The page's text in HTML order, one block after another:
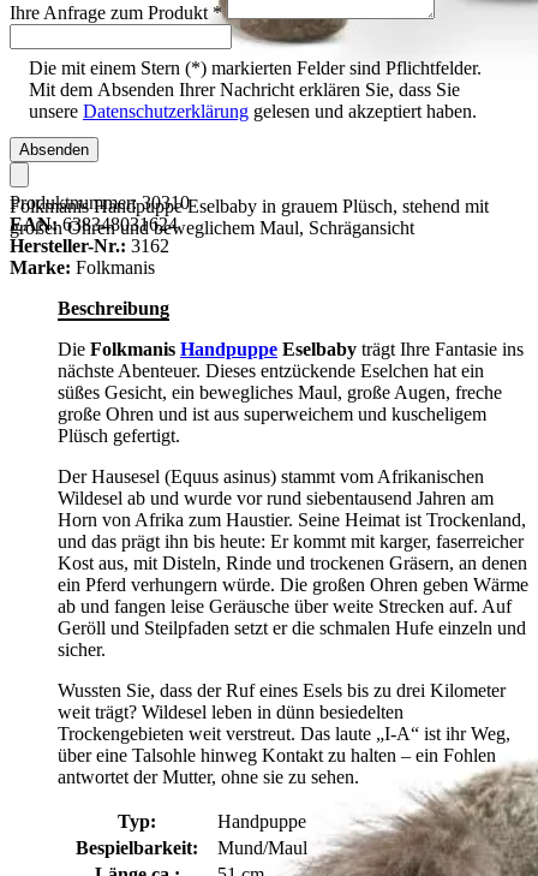
Folkmanis Handpuppe Eselbaby in grauem Plüsch, stehend mit
großen Ohren und beweglichem Maul, Schrägansicht
Ihre Anfrage zum Produkt *
Die mit einem Stern (*) markierten Felder sind Pflichtfelder.
Mit dem Absenden Ihrer Nachricht erklären Sie, dass Sie
unsere Datenschutzerklärung gelesen und akzeptiert haben.
Absenden
Produktnummer:30310
EAN: 638348031624
Hersteller-Nr.: 3162
Marke: Folkmanis
Beschreibung
Die Folkmanis Handpuppe Eselbaby trägt Ihre Fantasie ins
nächste Abenteuer. Dieses entzückende Eselchen hat ein
süßes Gesicht, ein bewegliches Maul, große Augen, freche
große Ohren und ist aus superweichem und kuscheligem
Plüsch gefertigt.
Der Hausesel (Equus asinus) stammt vom Afrikanischen
Wildesel ab und wurde vor rund siebentausend Jahren am
Horn von Afrika zum Haustier. Seine Heimat ist Trockenland,
und das prägt ihn bis heute: Er kommt mit karger, faserreicher
Kost aus, mit Disteln, Rinde und trockenen Gräsern, an denen
ein Pferd verhungern würde. Die großen Ohren geben Wärme
ab und fangen leise Geräusche über weite Strecken auf. Auf
Geröll und Steilpfaden setzt er die schmalen Hufe einzeln und
sicher.
Wussten Sie, dass der Ruf eines Esels bis zu drei Kilometer
weit trägt? Wildesel leben in dünn besiedelten
Trockengebieten weit verstreut. Das laute „I-A“ ist ihr Weg,
über eine Talsohle hinweg Kontakt zu halten – ein Fohlen
antwortet der Mutter, ohne sie zu sehen.
Typ:
Handpuppe
Bespielbarkeit:
Mund/Maul